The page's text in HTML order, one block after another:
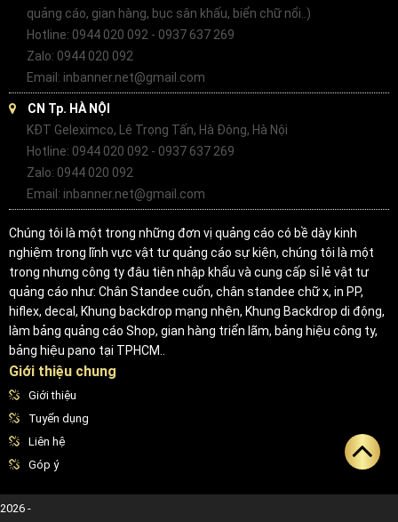
quảng cáo, gian hàng, bục sân khấu, biển chữ nổi..)
Hotline: 0944 020 092 - 0937 637 269
Zalo: 0944 020 092
Email: inbanner.net@gmail.com
CN Tp. HÀ NỘI
KĐT Geleximco, Lê Trọng Tấn, Hà Đông, Hà Nội
Hotline: 0944 020 092 - 0937 637 269
Zalo: 0944 020 092
Email: inbanner.net@gmail.com
Chúng tôi là một trong những đơn vị quảng cáo có bề dày kinh
nghiệm trong lĩnh vực vật tư quảng cáo sự kiện, chúng tôi là một
trong nhưng công ty đâu tiên nhập khẩu và cung cấp sỉ lẻ vật tư
quảng cáo như: Chân Standee cuốn, chân standee chữ x, in PP,
hiflex, decal, Khung backdrop mạng nhện, Khung Backdrop di động,
làm bảng quảng cáo Shop, gian hàng triển lãm, bảng hiệu công ty,
bảng hiệu pano tại TPHCM..
Giới thiệu chung
Giới thiệu
Tuyển dụng
Liên hệ
Góp ý
2026 -